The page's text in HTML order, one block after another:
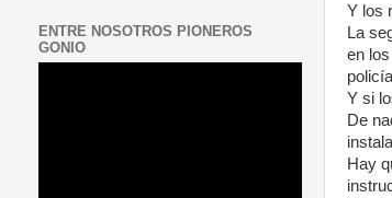
Y los
La
en
Y si
De
Hay
ENTRE NOSOTROS PIONEROS
GONIO